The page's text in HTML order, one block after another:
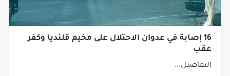
16 إصابة في عدوان الاحتلال على مخيم قلنديا وكفر
عقب
التفاصيل...